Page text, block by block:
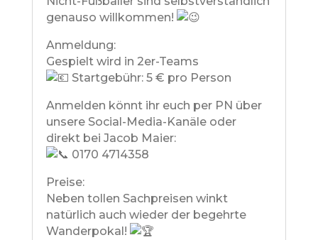
genauso willkommen!
Anmeldung:
Gespielt wird in 2er-Teams
Startgebühr: 5 € pro Person
Anmelden könnt ihr euch per PN über
unsere Social-Media-Kanäle oder
direkt bei Jacob Maier:
0170 4714358
Preise:
Neben tollen Sachpreisen winkt
natürlich auch wieder der begehrte
Wanderpokal!